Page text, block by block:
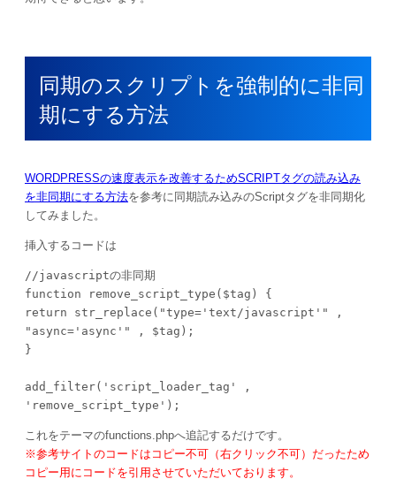
同期のスクリプトを強制的に非同
期にする方法
WORDPRESSの速度表示を改善するためSCRIPTタグの読み込み
を非同期にする方法を参考に同期読み込みのScriptタグを非同期化
してみました。
挿入するコードは
//javascriptの非同期
function remove_script_type($tag) {
return str_replace("type='text/javascript'" ,
"async='async'" , $tag);
}
add_filter('script_loader_tag' ,
'remove_script_type');
これをテーマのfunctions.phpへ追記するだけです。
※参考サイトのコードはコピー不可（右クリック不可）だったため
コピー用にコードを引用させていただいております。